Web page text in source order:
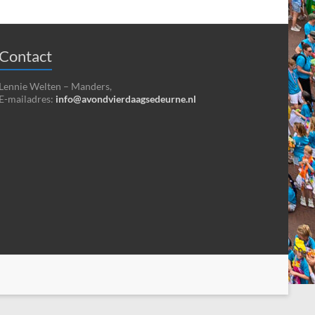
Contact
Lennie Welten – Manders,
E-mailadres: info@avondvierdaagsedeurne.nl